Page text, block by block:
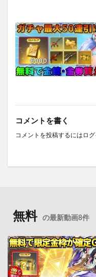
コメントを書く
コメントを投稿するには ロ
無料 の最新動画8件